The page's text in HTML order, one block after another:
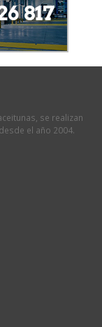
se realizan
el año 2004.